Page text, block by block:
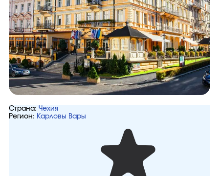
Страна: Чехия
Регион: Карловы Вары